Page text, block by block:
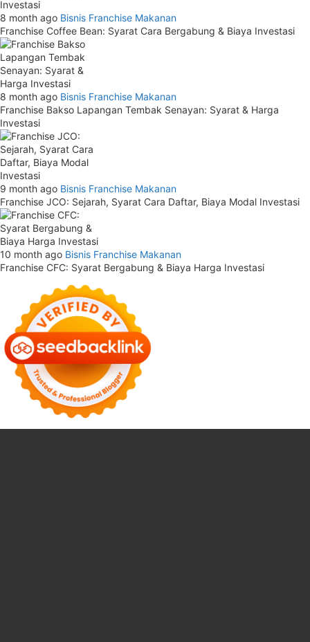
8 month ago Bisnis Franchise Makanan
Franchise Coffee Bean: Syarat Cara Bergabung & Biaya Investasi
8 month ago Bisnis Franchise Makanan
Franchise Bakso Lapangan Tembak Senayan: Syarat & Harga
Investasi
9 month ago Bisnis Franchise Makanan
Franchise JCO: Sejarah, Syarat Cara Daftar, Biaya Modal Investasi
10 month ago Bisnis Franchise Makanan
Franchise CFC: Syarat Bergabung & Biaya Harga Investasi